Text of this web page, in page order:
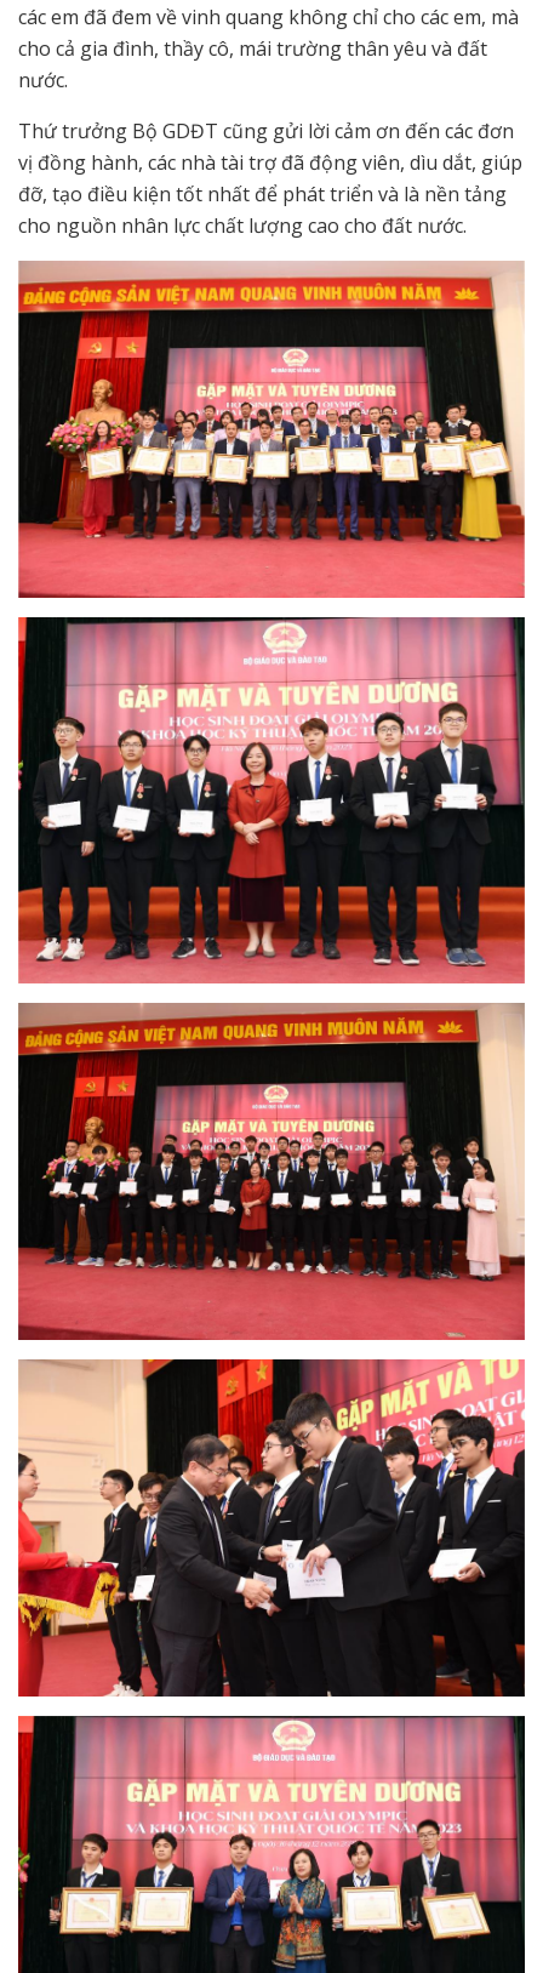
các em đã đem về vinh quang không chỉ cho các em, mà
cho cả gia đình, thầy cô, mái trường thân yêu và đất
nước.
Thứ trưởng Bộ GDĐT cũng gửi lời cảm ơn đến các đơn
vị đồng hành, các nhà tài trợ đã động viên, dìu dắt, giúp
đỡ, tạo điều kiện tốt nhất để phát triển và là nền tảng
cho nguồn nhân lực chất lượng cao cho đất nước.